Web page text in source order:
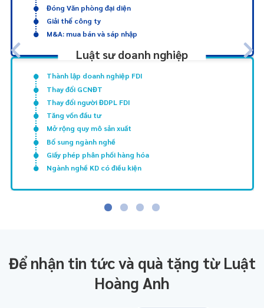
Đóng Văn phòng đại diện
Giải thể công ty
M&A: mua bán và sáp nhập
Luật sư doanh nghiệp
Thành lập doanh nghiệp FDI
Thay đổi GCNĐT
Thay đổi người ĐDPL FDI
Tăng vốn đầu tư
Mở rộng quy mô sản xuất
Bổ sung ngành nghề
Giấy phép phân phối hàng hóa
Ngành nghề KD có điều kiện
Để nhận tin tức và quà tặng từ Luật
Hoàng Anh